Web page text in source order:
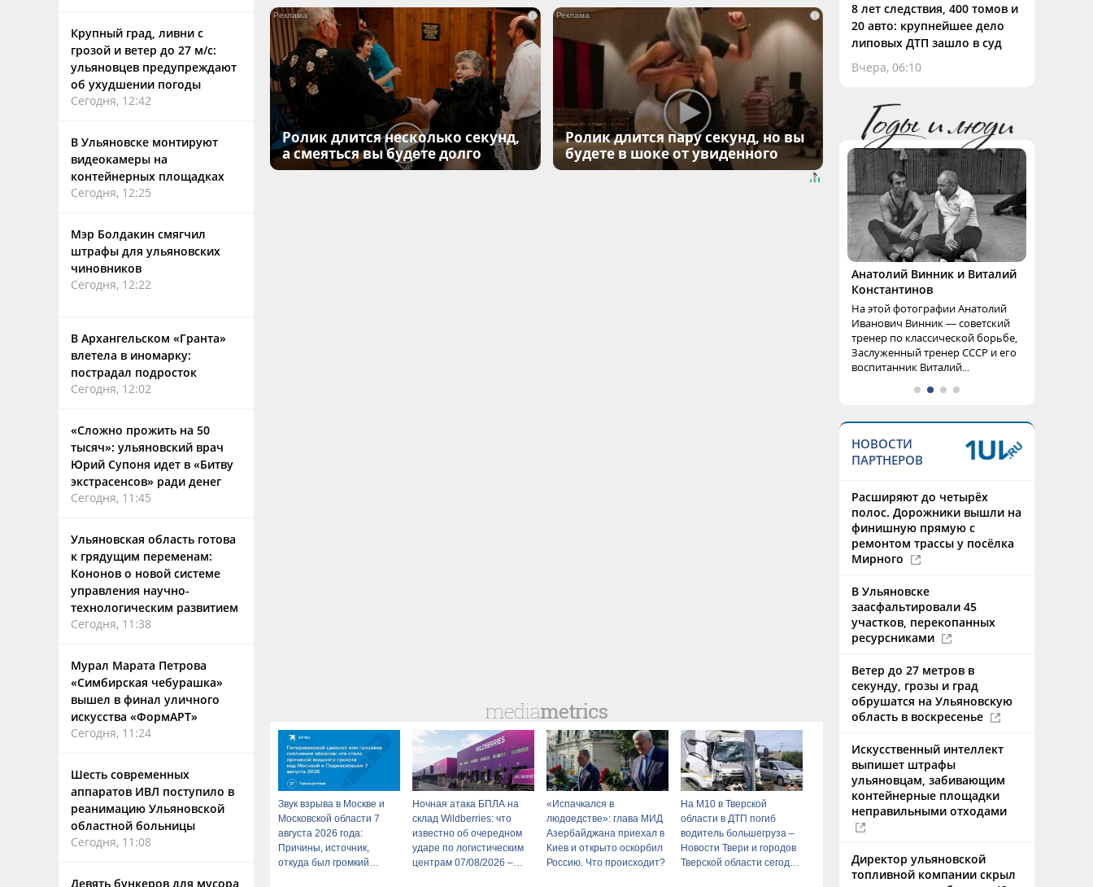
Крупный град, ливни с
грозой и ветер до 27 м/с:
ульяновцев предупреждают
об ухудшении погоды
Сегодня, 12:42
В Ульяновске монтируют
видеокамеры на
контейнерных площадках
Сегодня, 12:25
Мэр Болдакин смягчил
штрафы для ульяновских
чиновников
Сегодня, 12:22
В Архангельском «Гранта»
влетела в иномарку:
пострадал подросток
Сегодня, 12:02
«Сложно прожить на 50
тысяч»: ульяновский врач
Юрий Супоня идет в «Битву
экстрасенсов» ради денег
Сегодня, 11:45
Ульяновская область готова
к грядущим переменам:
Кононов о новой системе
управления научно-
технологическим развитием
Сегодня, 11:38
Мурал Марата Петрова
«Симбирская чебурашка»
вышел в финал уличного
искусства «ФормАРТ»
Сегодня, 11:24
Шесть современных
аппаратов ИВЛ поступило в
реанимацию Ульяновской
областной больницы
Сегодня, 11:08
Девять бункеров для мусора
i
Ролик длится несколько секунд,
а смеяться вы будете долго
i
Ролик длится пару секунд, но вы
будете в шоке от увиденного
Звук взрыва в Москве и
Московской области 7
августа 2026 года:
Причины, источник,
откуда был громкий
Ночная атака БПЛА на
склад Wildberries: что
известно об очередном
ударе по логистическим
центрам 07/08/2026 –
«Испачкался в
людоедстве»: глава МИД
Азербайджана приехал в
Киев и открыто оскорбил
Россию. Что происходит?
На М10 в Тверской
области в ДТП погиб
водитель большегруза –
Новости Твери и городов
Тверской области сегодня
8 лет следствия, 400 томов и
20 авто: крупнейшее дело
липовых ДТП зашло в суд
Вчера, 06:10
Анатолий Винник и Виталий
Константинов
На этой фотографии Анатолий
Иванович Винник — советский
тренер по классической борьбе,
Заслуженный тренер СССР и его
воспитанник Виталий...
НОВОСТИ
ПАРТНЕРОВ
Расширяют до четырёх
полос. Дорожники вышли на
финишную прямую с
ремонтом трассы у посёлка
Мирного
В Ульяновске
заасфальтировали 45
участков, перекопанных
ресурсниками
Ветер до 27 метров в
секунду, грозы и град
обрушатся на Ульяновскую
область в воскресенье
Искусственный интеллект
выпишет штрафы
ульяновцам, забивающим
контейнерные площадки
неправильными отходами
Директор ульяновской
топливной компании скрыл